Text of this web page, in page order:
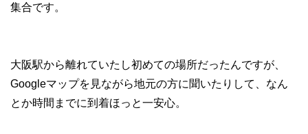
集合です。
大阪駅から離れていたし初めての場所だったんですが、
Googleマップを見ながら地元の方に聞いたりして、なん
とか時間までに到着ほっと一安心。